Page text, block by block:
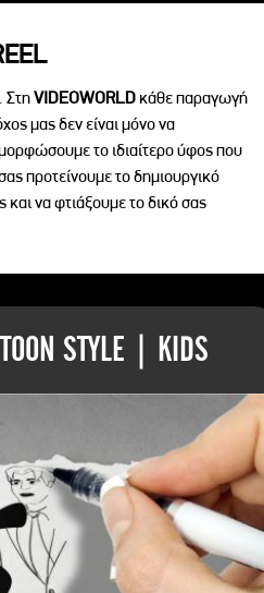
ΣτηVIDEOWORLD κάθε παραγωγή
μας δεν είναι μόνο να
το ιδιαίτερο ύφος που
προτείνουμε το δημιουργικό
και να φτιάξουμε το δικό σας
STYLE | KIDS